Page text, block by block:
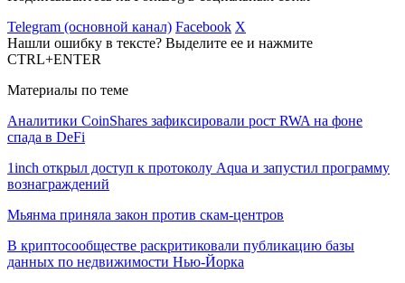
Telegram (основной канал) Facebook X
Нашли ошибку в тексте? Выделите ее и нажмите
CTRL+ENTER
Материалы по теме
Аналитики CoinShares зафиксировали рост RWA на фоне
спада в DeFi
1inch открыл доступ к протоколу Aqua и запустил программу
вознаграждений
Мьянма приняла закон против скам-центров
В криптосообществе раскритиковали публикацию базы
данных по недвижимости Нью-Йорка